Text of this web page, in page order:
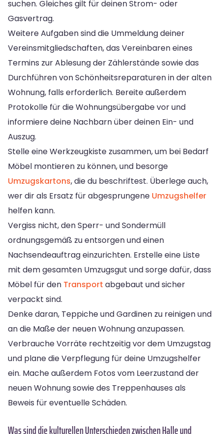
suchen. Gleiches gilt für deinen Strom- oder
Gasvertrag.
Weitere Aufgaben sind die Ummeldung deiner
Vereinsmitgliedschaften, das Vereinbaren eines
Termins zur Ablesung der Zählerstände sowie das
Durchführen von Schönheitsreparaturen in der alten
Wohnung, falls erforderlich. Bereite außerdem
Protokolle für die Wohnungsübergabe vor und
informiere deine Nachbarn über deinen Ein- und
Auszug.
Stelle eine Werkzeugkiste zusammen, um bei Bedarf
Möbel montieren zu können, und besorge
Umzugskartons, die du beschriftest. Überlege auch,
wer dir als Ersatz für abgesprungene Umzugshelfer
helfen kann.
Vergiss nicht, den Sperr- und Sondermüll
ordnungsgemäß zu entsorgen und einen
Nachsendeauftrag einzurichten. Erstelle eine Liste
mit dem gesamten Umzugsgut und sorge dafür, dass
Möbel für den Transport abgebaut und sicher
verpackt sind.
Denke daran, Teppiche und Gardinen zu reinigen und
an die Maße der neuen Wohnung anzupassen.
Verbrauche Vorräte rechtzeitig vor dem Umzugstag
und plane die Verpflegung für deine Umzugshelfer
ein. Mache außerdem Fotos vom Leerzustand der
neuen Wohnung sowie des Treppenhauses als
Beweis für eventuelle Schäden.
Was sind die kulturellen Unterschieden zwischen Halle und